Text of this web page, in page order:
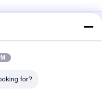
เคลือบทองแดง
for?